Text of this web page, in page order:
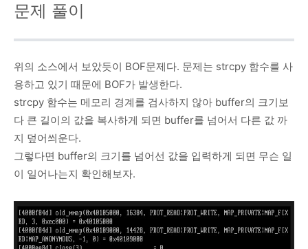
문제 풀이
위의 소스에서 보았듯이 BOF문제다. 문제는 strcpy 함수를 사
용하고 있기 때문에 BOF가 발생한다.
strcpy 함수는 메모리 경계를 검사하지 않아 buffer의 크기보
다 큰 길이의 값을 복사하게 되면 buffer를 넘어서 다른 값 까
지 덮어씌운다.
그렇다면 buffer의 크기를 넘어선 값을 입력하게 되면 무슨 일
이 일어나는지 확인해보자.